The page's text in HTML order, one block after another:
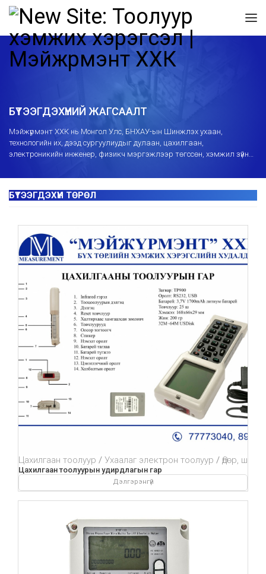
БҮТЭЭГДЭХҮҮНИЙ ЖАГСААЛТ
Mэйжүрмэнт ХХК нь Монгол Улс, БНХАУ-ын Шинжлэх ухаан,
технологийн их, дээд сургуулиудыг дулаан, цахилгаан,
электроникийн инженер, физикч мэргэжлээр төгссөн, хэмжил зүйн
бөгөөд хэмжих хэрэгслийн ашиглалт, суурилуулалт, засвартай
холбоотой сургалт, зөвлөгөө өгч засвар үйлчилгээний төвөөр
дамжуулж борлуулалтын дараах үйлчилгээг мэргэжлийн өндөр
Цахилгаан тоолуур Ухаалаг электрон тоолуур Өдөр,
Цахилгаан тоолуурын удирдлагын гар
Дэлгэрэнгүй